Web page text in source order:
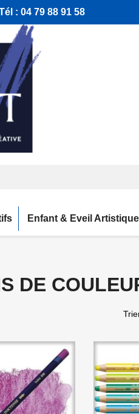
: 04 79 88 91 58
Enfant & Eveil Artistique
DE